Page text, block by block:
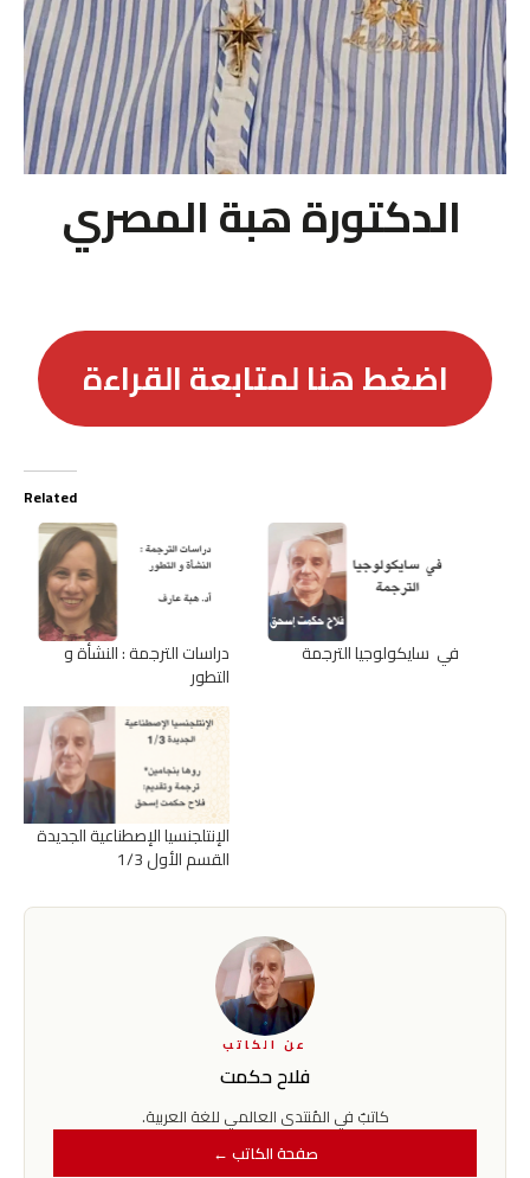
الدكتورة هبة المصري
اضغط هنا لمتابعة القراءة
Related
دراسات الترجمة : النشأة و
التطور
في سايكولوجيا الترجمة
الإنتلجنسيا الإصطناعية الجديدة
القسم الأول 1/3
عن الكاتب
فلاح حكمت
كاتبٌ في المُنتدى العالمي للغة العربية.
صفحة الكاتب ←